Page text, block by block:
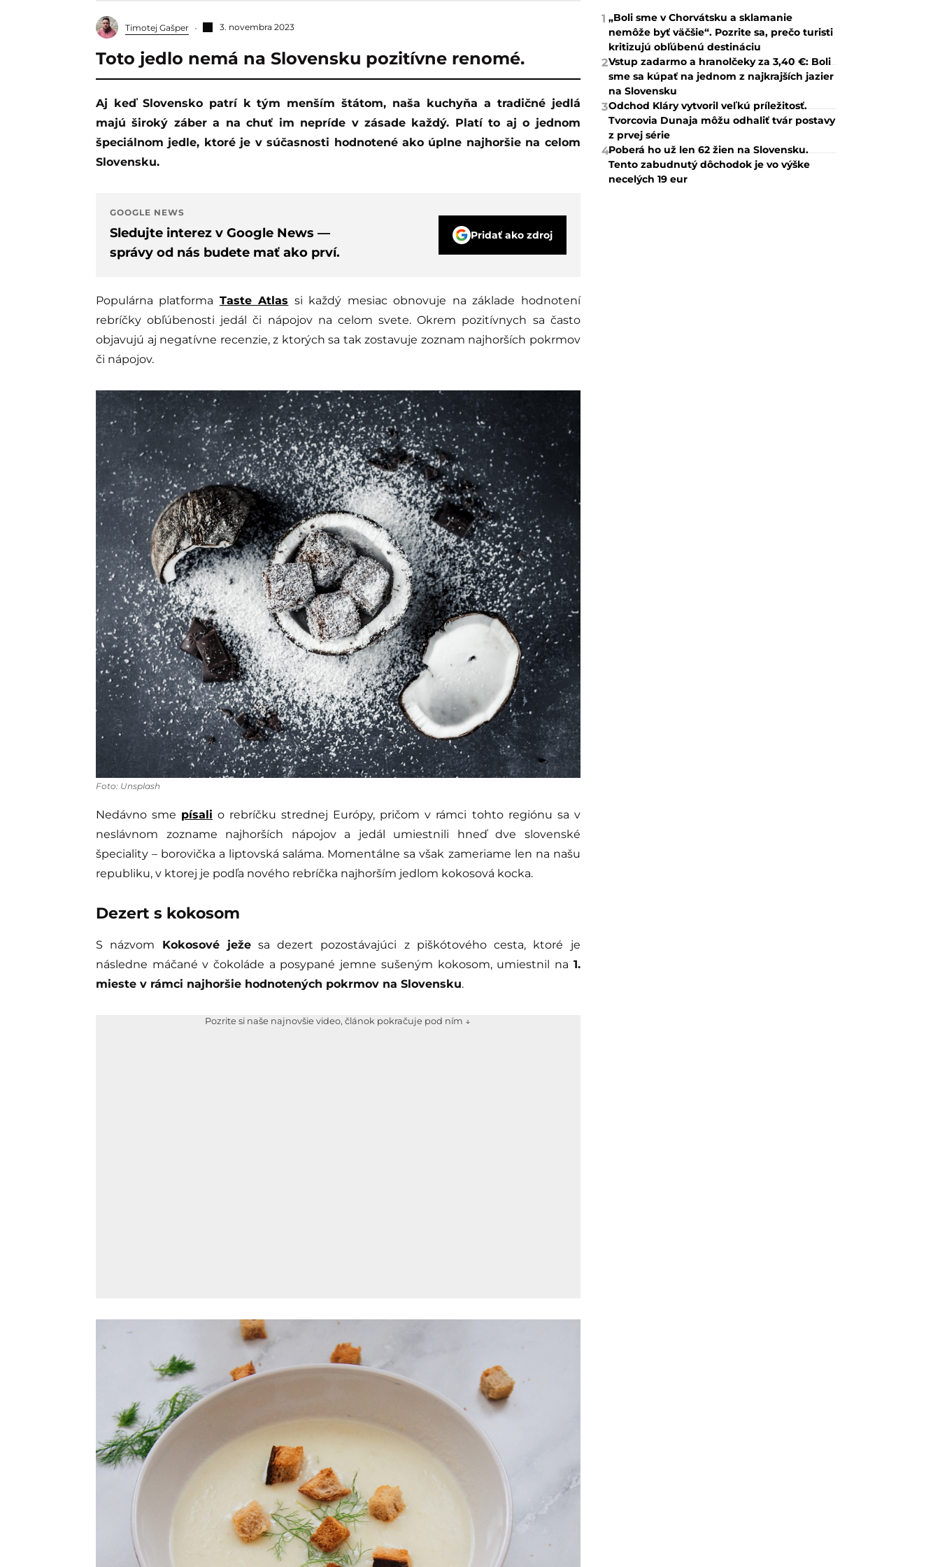
Timotej Gašper 3. novembra 2023
Toto jedlo nemá na Slovensku pozitívne renomé.
Aj keď Slovensko patrí k tým menším štátom, naša kuchyňa a tradičné jedlá
majú široký záber a na chuť im nepríde v zásade každý. Platí to aj o jednom
špeciálnom jedle, ktoré je v súčasnosti hodnotené ako úplne najhoršie na celom
Slovensku.
GOOGLE NEWS
Sledujte interez v Google News —
správy od nás budete mať ako prví.
Pridať ako zdroj
Populárna platforma Taste Atlas si každý mesiac obnovuje na základe hodnotení
rebríčky obľúbenosti jedál či nápojov na celom svete. Okrem pozitívnych sa často
objavujú aj negatívne recenzie, z ktorých sa tak zostavuje zoznam najhorších pokrmov
či nápojov.
Foto: Unsplash
Nedávno sme písali o rebríčku strednej Európy, pričom v rámci tohto regiónu sa v
neslávnom zozname najhorších nápojov a jedál umiestnili hneď dve slovenské
špeciality – borovička a liptovská saláma. Momentálne sa však zameriame len na našu
republiku, v ktorej je podľa nového rebríčka najhorším jedlom kokosová kocka.
Dezert s kokosom
S názvom Kokosové ježesa dezert pozostávajúci z piškótového cesta, ktoré je
následne máčané v čokoláde a posypané jemne sušeným kokosom, umiestnil na 1.
mieste v rámci najhoršie hodnotených pokrmov na Slovensku.
Pozrite si naše najnovšie video, článok pokračuje pod ním ↓
1 „Boli sme v Chorvátsku a sklamanie
nemôže byť väčšie“. Pozrite sa, prečo turisti
kritizujú obľúbenú destináciu
2Vstup zadarmo a hranolčeky za 3,40 €: Boli
sme sa kúpať na jednom z najkrajších jazier
na Slovensku
3Odchod Kláry vytvoril veľkú príležitosť.
Tvorcovia Dunaja môžu odhaliť tvár postavy
z prvej série
4Poberá ho už len 62 žien na Slovensku.
Tento zabudnutý dôchodok je vo výške
necelých 19 eur